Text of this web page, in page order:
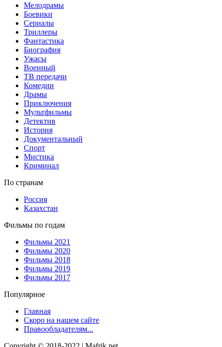
Мелодрамы
Боевики
Сериалы
Триллеры
Фантастика
Биография
Ужасы
Военный
ТВ передачи
Комедии
Драмы
Приключения
Мультфильмы
Детектив
История
Документальный
Спорт
Мистика
Криминал
По странам
Россия
Казахстан
Фильмы по годам
Фильмы 2021
Фильмы 2020
Фильмы 2018
Фильмы 2019
Фильмы 2017
Популярное
Главная
Скоро на нашем сайте
Правообладателям...